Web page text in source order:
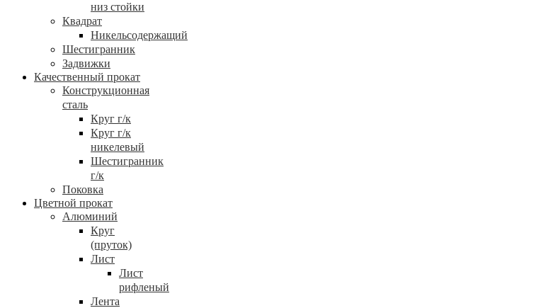
низ стойки
Квадрат
Никельсодержащий
Шестигранник
Задвижки
Качественный прокат
Конструкционная
сталь
Круг г/к
Круг г/к
никелевый
Шестигранник
г/к
Поковка
Цветной прокат
Алюминий
Круг
(пруток)
Лист
Лист
рифленый
Лента